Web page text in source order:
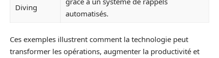
Diving
automatisés.
Ces exemples illustrent comment la technologie peut
transformer les opérations, augmenter la productivité et